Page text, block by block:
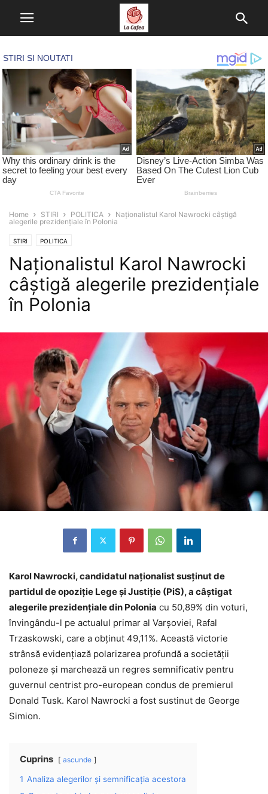
Home STIRI POLITICA
Naționalistul Karol Nawrocki câștigă
alegerile prezidențiale în Polonia
STIRI POLITICA
Naționalistul Karol Nawrocki
câștigă alegerile prezidențiale
în Polonia
Karol Nawrocki, candidatul naționalist susținut de
partidul de opoziție Lege și Justiție (PiS), a câștigat
alegerile prezidențiale din Polonia cu 50,89% din voturi,
învingându-l pe actualul primar al Varșoviei, Rafal
Trzaskowski, care a obținut 49,11%. Această victorie
strânsă evidențiază polarizarea profundă a societății
poloneze și marchează un regres semnificativ pentru
guvernul centrist pro-european condus de premierul
Donald Tusk. Karol Nawrocki a fost sustinut de George
Simion.
Cuprins ascunde
1 Analiza alegerilor și semnificația acestora